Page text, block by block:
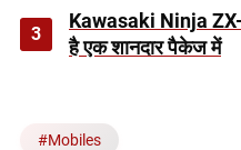
3
Kawasaki Ninja ZX-
है एक शानदार पैकेज में
#Mobiles